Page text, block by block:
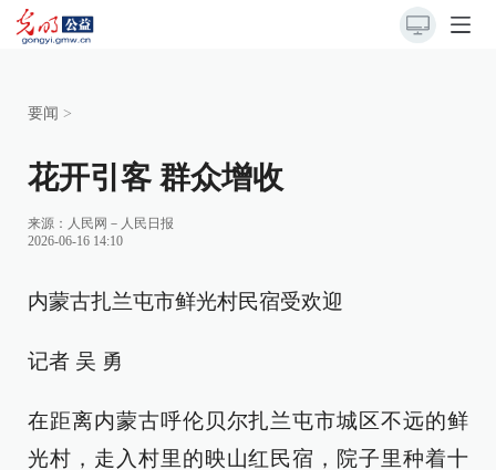
要闻 >
花开引客 群众增收
来源： 人民网－人民日报
2026-06-16 14:10
内蒙古扎兰屯市鲜光村民宿受欢迎
记者 吴 勇
在距离内蒙古呼伦贝尔扎兰屯市城区不远的鲜
光村，走入村里的映山红民宿，院子里种着十